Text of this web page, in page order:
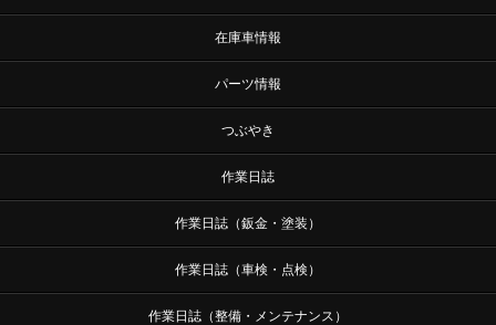
在庫車情報
パーツ情報
つぶやき
作業日誌
作業日誌（鈑金・塗装）
作業日誌（車検・点検）
作業日誌（整備・メンテナンス）